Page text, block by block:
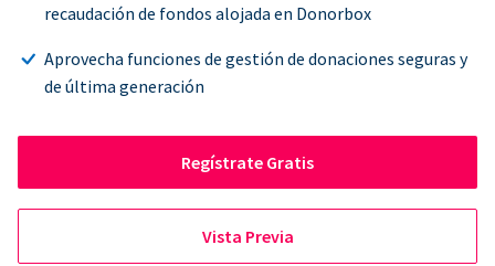
recaudación de fondos alojada en Donorbox
Aprovecha funciones de gestión de donaciones seguras y
de última generación
Regístrate Gratis
Vista Previa